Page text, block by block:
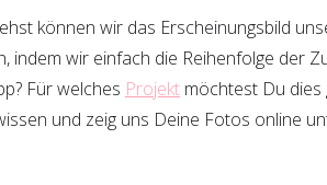
können wir das Erscheinungsbild
indem wir einfach die Reihenfolge der
Für welches Projekt möchtest Du
und zeig uns Deine Fotos online